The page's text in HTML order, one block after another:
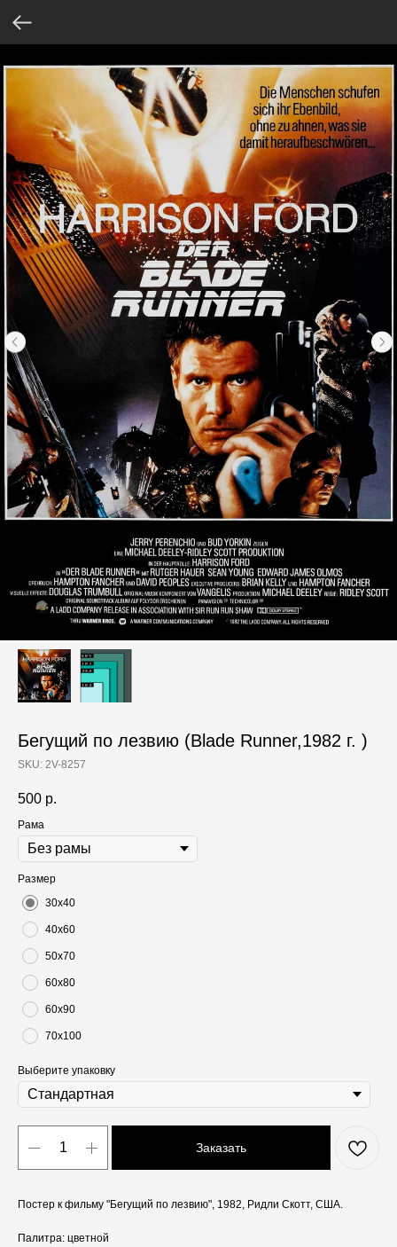
Бегущий по лезвию (Blade Runner,1982 г. )
SKU: 2V-8257
500 р.
Рама
Размер
30х40
40х60
50х70
60х80
60х90
70х100
Выберите упаковку
Заказать
Постер к фильму "Бегущий по лезвию", 1982, Ридли Скотт, США.
Палитра: цветной